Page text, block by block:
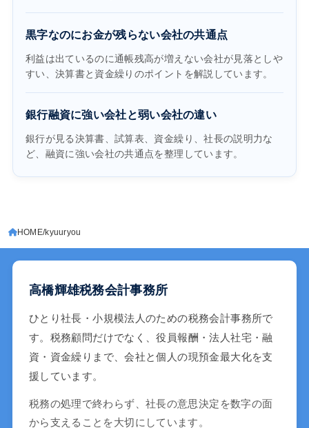
黒字なのにお金が残らない会社の共通点
利益は出ているのに通帳残高が増えない会社が見落としや
すい、決算書と資金繰りのポイントを解説しています。
銀行融資に強い会社と弱い会社の違い
銀行が見る決算書、試算表、資金繰り、社長の説明力な
ど、融資に強い会社の共通点を整理しています。
HOME kyuuryou
高橋輝雄税務会計事務所
ひとり社長・小規模法人のための税務会計事務所で
す。税務顧問だけでなく、役員報酬・法人社宅・融
資・資金繰りまで、会社と個人の現預金最大化を支
援しています。
税務の処理で終わらず、社長の意思決定を数字の面
から支えることを大切にしています。